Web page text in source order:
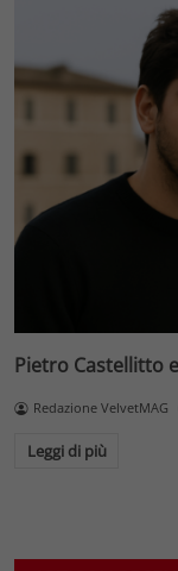
Pietro Castellitto
Redazione VelvetMAG
Leggi di più